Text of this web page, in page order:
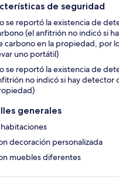
de seguridad
se reportó la existencia de
(el anfitrión no indicó si
carbono en la propiedad, por
uno portátil)
se reportó la existencia de
no indicó si hay detector
generales
habitaciones
decoración personalizada
muebles diferentes